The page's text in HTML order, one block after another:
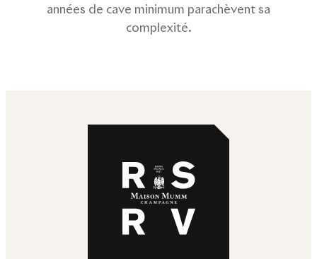
années de cave minimum parachèvent sa
complexité.